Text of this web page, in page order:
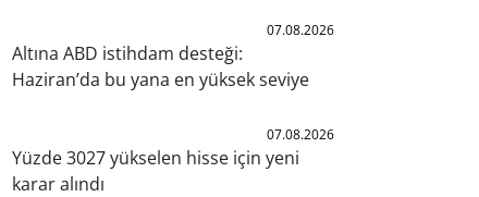
07.08.2026
Altına ABD istihdam desteği:
Haziran’da bu yana en yüksek seviye
07.08.2026
Yüzde 3027 yükselen hisse için yeni
karar alındı